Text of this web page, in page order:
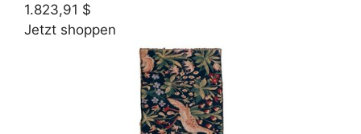
1.823,91 $
Jetzt shoppen